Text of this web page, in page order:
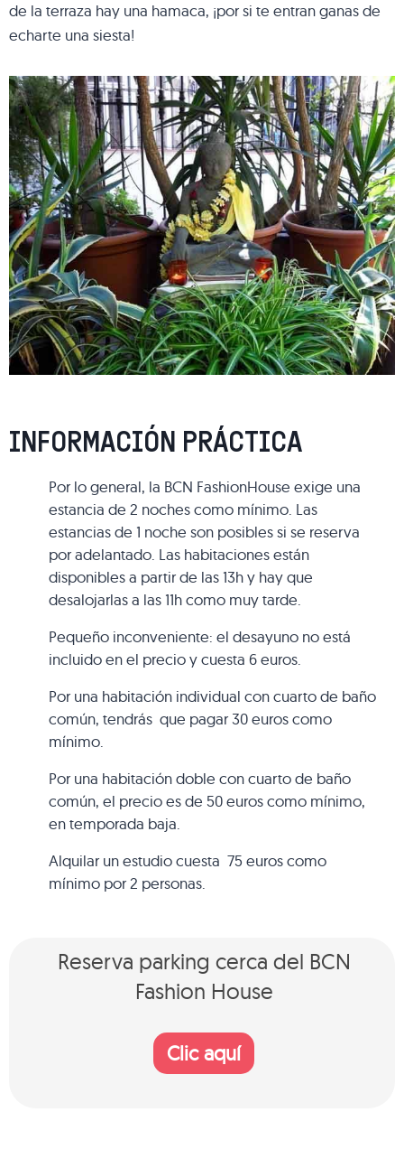
de la terraza hay una hamaca, ¡por si te entran ganas de
echarte una siesta!
INFORMACIÓN PRÁCTICA
Por lo general, la BCN FashionHouse exige una
estancia de 2 noches como mínimo. Las
estancias de 1 noche son posibles si se reserva
por adelantado. Las habitaciones están
disponibles a partir de las 13h y hay que
desalojarlas a las 11h como muy tarde.
Pequeño inconveniente: el desayuno no está
incluido en el precio y cuesta 6 euros.
Por una habitación individual con cuarto de baño
común, tendrás que pagar 30 euros como
mínimo.
Por una habitación doble con cuarto de baño
común, el precio es de 50 euros como mínimo,
en temporada baja.
Alquilar un estudio cuesta 75 euros como
mínimo por 2 personas.
Reserva parking cerca del BCN
Fashion House
Clic aquí